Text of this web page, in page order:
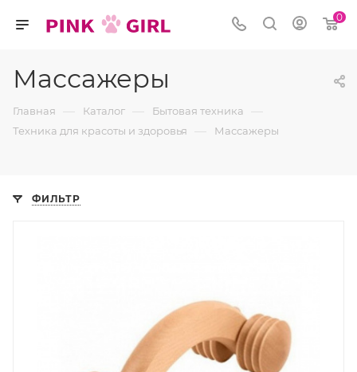
0
Массажеры
Главная — Каталог — Бытовая техника —
Техника для красоты и здоровья — Массажеры
ФИЛЬТР